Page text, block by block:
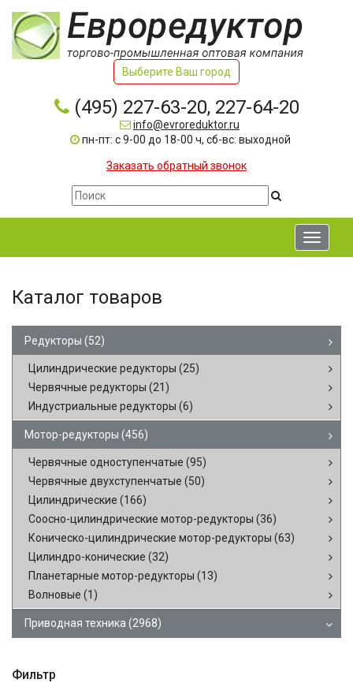
Выберите Ваш город
(495) 227-63-20, 227-64-20
info@evroreduktor.ru
пн-пт: с 9-00 до 18-00 ч, сб-вс: выходной
Заказать обратный звонок
Toggle
Каталог товаров
Редукторы (52)
Цилиндрические редукторы (25)
Червячные редукторы (21)
Индустриальные редукторы (6)
Мотор-редукторы (456)
Червячные одноступенчатые (95)
Червячные двухступенчатые (50)
Цилиндрические (166)
Соосно-цилиндрические мотор-редукторы (36)
Коническо-цилиндрические мотор-редукторы (63)
Цилиндро-конические (32)
Планетарные мотор-редукторы (13)
Волновые (1)
Приводная техника (2968)
Фильтр